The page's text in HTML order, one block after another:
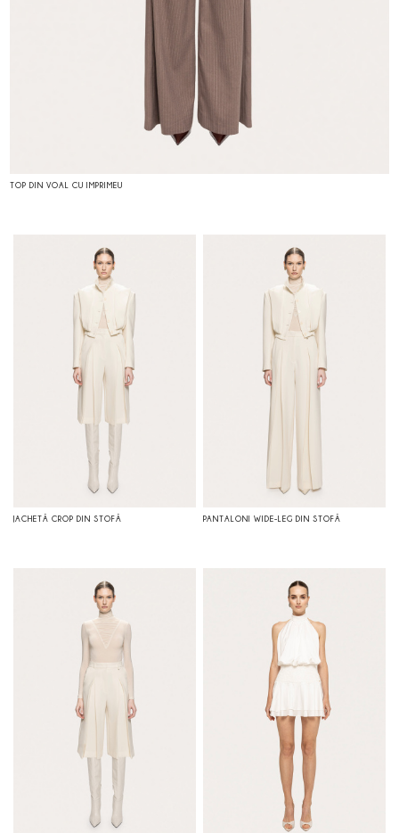
TOP DIN VOAL CU IMPRIMEU
JACHETĂ CROP DIN STOFĂ PANTALONI WIDE-LEG DIN STOFĂ